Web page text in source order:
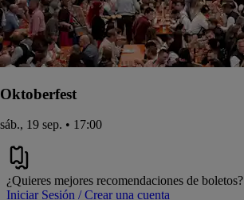
Oktoberfest
sáb., 19 sep. • 17:00
¿Quieres mejores recomendaciones de boletos?
Iniciar Sesión / Crear una cuenta